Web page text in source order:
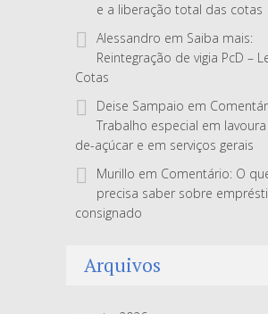
e a liberação total das cotas
Alessandro em Saiba mais:
Reintegração de vigia PcD –
Cotas
Deise Sampaio em
Trabalho especial em
de-açúcar e em serviços gerais
Murillo em Comentário: O
precisa saber sobre
consignado
Arquivos